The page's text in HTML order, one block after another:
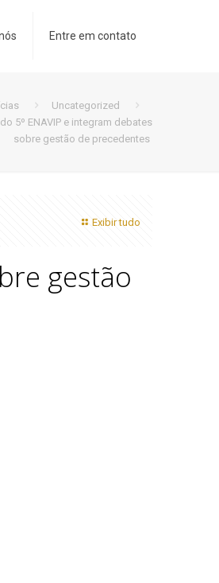
Entre em contato
Uncategorized
5º ENAVIP e integram debates
sobre gestão de precedentes
Exibir tudo
gestão